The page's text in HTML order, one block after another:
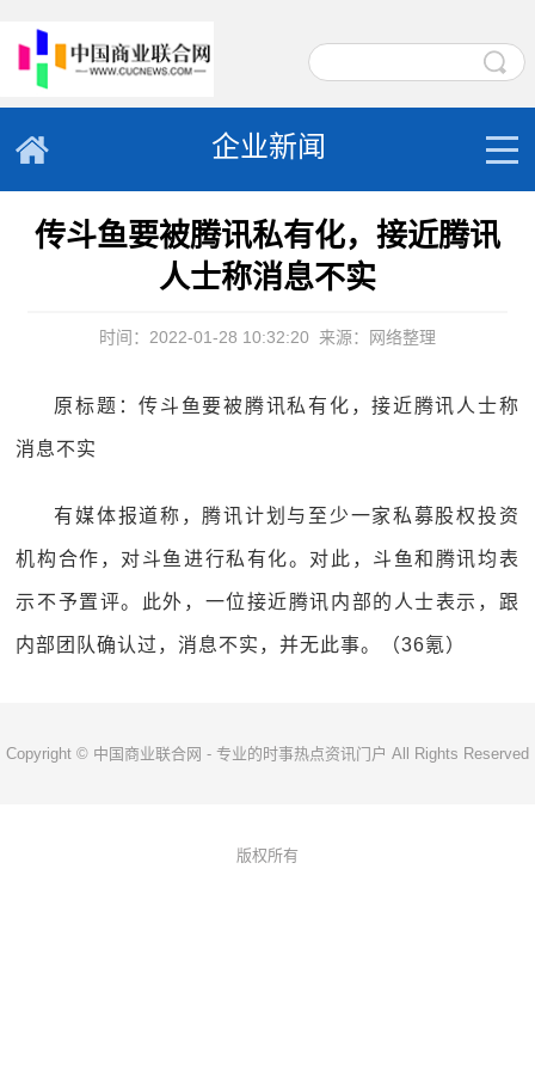
企业新闻
传斗鱼要被腾讯私有化，接近腾讯
人士称消息不实
时间：2022-01-28 10:32:20 来源：网络整理
原标题：传斗鱼要被腾讯私有化，接近腾讯人士称
消息不实
有媒体报道称，腾讯计划与至少一家私募股权投资
机构合作，对斗鱼进行私有化。对此，斗鱼和腾讯均表
示不予置评。此外，一位接近腾讯内部的人士表示，跟
内部团队确认过，消息不实，并无此事。（36氪）
Copyright © 中国商业联合网 - 专业的时事热点资讯门户 All Rights Reserved
版权所有